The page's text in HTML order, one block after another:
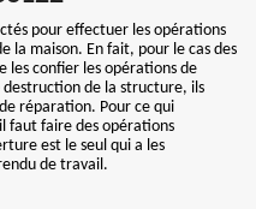
pour effectuer les opérations
la maison. En fait, pour le cas des
les confier les opérations de
de la structure, ils
réparation. Pour ce qui
faut faire des opérations
est le seul qui a les
de travail.